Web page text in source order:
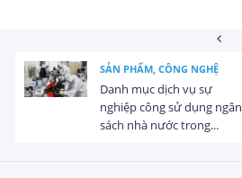
SẢN PHẨM, CÔNG NGHỆ
Danh mục dịch vụ sự
nghiệp công sử dụng ngân
sách nhà nước trong...